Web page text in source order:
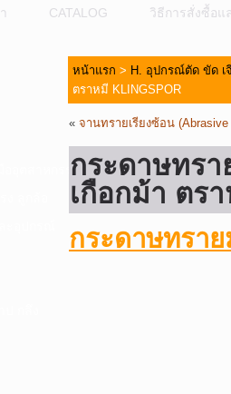
CATALOG วิธีการสั่งซื้อแ
ออุตสาหกรรม
หน้าแรก > H. อุปกรณ์ตัด ขัด เ
ตราหมี KLINGSPOR
« จานทรายเรียงซ้อน
กระดาษทร
เกือกม้า ตร
กระดาษทรา